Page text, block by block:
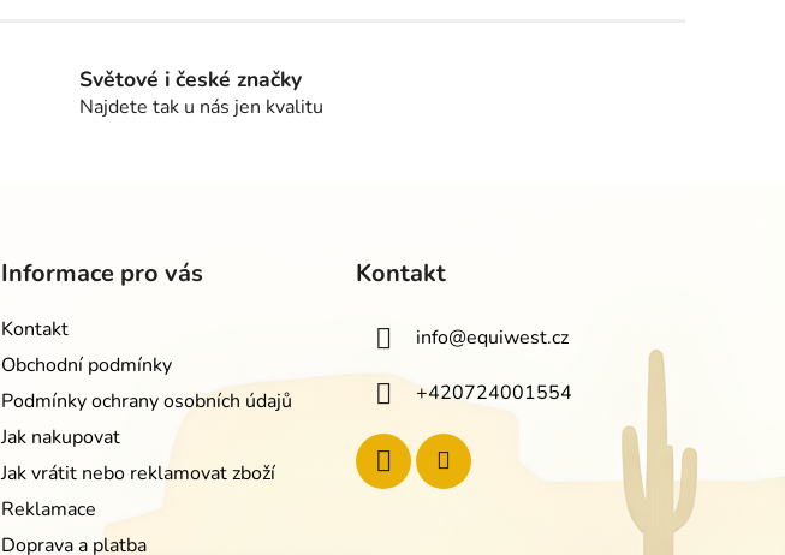
á
d
a
v
k
i
u
Světové i české značky
Najdete tak u nás jen kvalitu
Informace pro vás
Kontakt
Obchodní podmínky
Podmínky ochrany osobních údajů
Jak nakupovat
Jak vrátit nebo reklamovat zboží
Reklamace
Doprava a platba
Kontakt
info@equiwest.cz
+420724001554